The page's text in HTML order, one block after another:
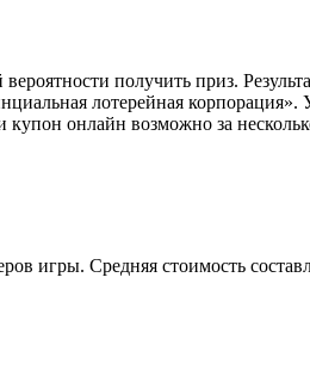
получить приз.
лотерейная
онлайн возможно за
игры. Средняя стоимость